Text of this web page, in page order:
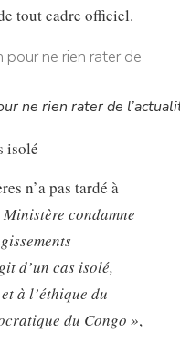
tout cadre officiel.
ne rien rater de
isolé
n’a pas tardé à
Ministère condamne
d’un cas isolé,
à l’éthique du
du Congo »,